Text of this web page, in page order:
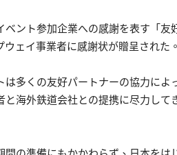
ベント参加企業への感謝を表す「
ェイ事業者に感謝状が贈呈された。
は多くの友好パートナーの協力によ
と海外鉄道会社との提携に尽力し